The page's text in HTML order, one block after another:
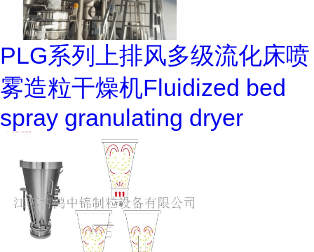
PLG系列上排风多级流化床喷
雾造粒干燥机Fluidized bed
spray granulating dryer